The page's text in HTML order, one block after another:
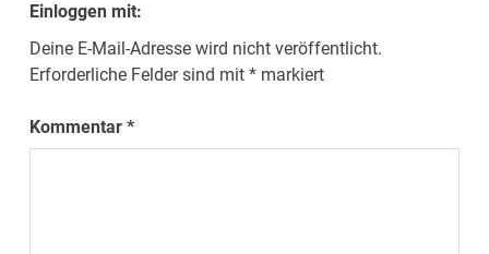
Einloggen mit:
Deine E-Mail-Adresse wird nicht veröffentlicht.
Erforderliche Felder sind mit* markiert
Kommentar*